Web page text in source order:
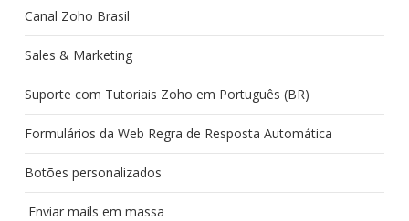
Canal Zoho Brasil
Sales & Marketing
Suporte com Tutoriais Zoho em Português (BR)
Formulários da Web Regra de Resposta Automática
Botões personalizados
Enviar mails em massa